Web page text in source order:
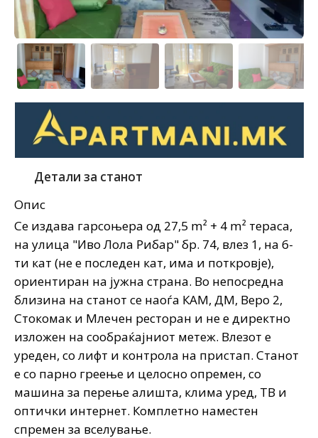
Детали за станот
Опис
Се издава гарсоњера од 27,5 m² + 4 m² тераса,
на улица "Иво Лола Рибар" бр. 74, влез 1, на 6-
ти кат (не е последен кат, има и поткровје),
ориентиран на јужна страна. Во непосредна
близина на станот се наоѓа КАМ, ДМ, Веро 2,
Стокомак и Млечен ресторан и не е директно
изложен на сообраќајниот метеж. Влезот е
уреден, со лифт и контрола на пристап. Станот
е со парно греење и целосно опремен, со
машина за перење алишта, клима уред, ТВ и
оптички интернет. Комплетно наместен
спремен за вселување.